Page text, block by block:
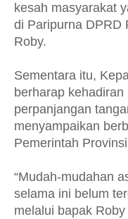
kesah masyarakat
di Paripurna DPRD
Roby.
Sementara itu,
berharap
perpanjangan
menyampaikan
Pemerintah
“Mudah-mudahan
selama ini belum
melalui bapak